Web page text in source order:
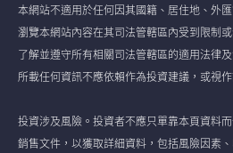
本網站不適用於任何因其國籍、居住地、外
瀏覽本網站內容在其司法管轄區內受到限制
了解並遵守所有相關司法管轄區的適用法律
所載任何資訊不應依賴作為投資建議，或視
投資涉及風險。投資者不應只單靠本頁資料
銷售文件，以獲取詳細資料，包括風險因素